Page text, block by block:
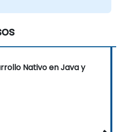
Nativo en Java y